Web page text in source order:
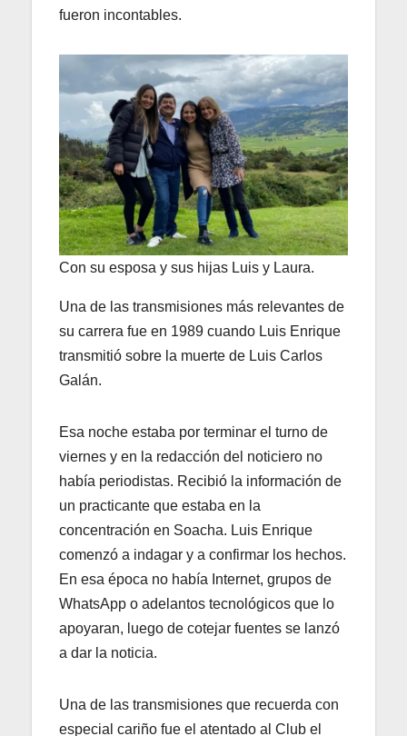
fueron incontables.
Con su esposa y sus hijas Luis y Laura.
Una de las transmisiones más relevantes de
su carrera fue en 1989 cuando Luis Enrique
transmitió sobre la muerte de Luis Carlos
Galán.
Esa noche estaba por terminar el turno de
viernes y en la redacción del noticiero no
había periodistas. Recibió la información de
un practicante que estaba en la
concentración en Soacha. Luis Enrique
comenzó a indagar y a confirmar los hechos.
En esa época no había Internet, grupos de
WhatsApp o adelantos tecnológicos que lo
apoyaran, luego de cotejar fuentes se lanzó
a dar la noticia.
Una de las transmisiones que recuerda con
especial cariño fue el atentado al Club el